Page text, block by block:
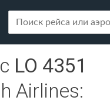
LO 4351
Airlines: